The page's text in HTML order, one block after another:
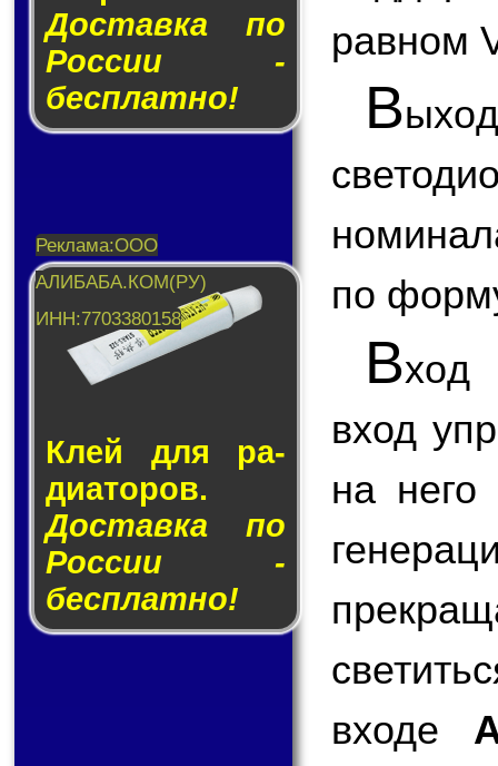
Доставка по
России -
бесплатно!
Клей для ра­
ди­а­то­ров.
Доставка по
России -
бесплатно!
равном
В
по
В
вход
на
входе